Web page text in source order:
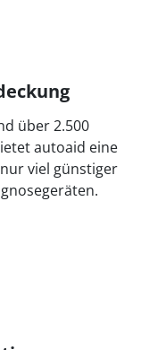
über 2.500
autoaid eine
viel günstiger